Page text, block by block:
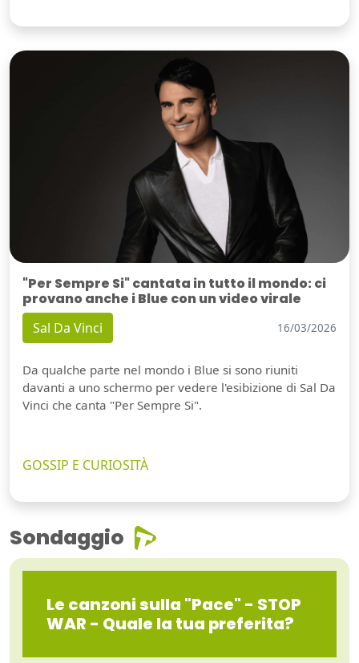
"Per Sempre Si" cantata in tutto il mondo: ci
provano anche i Blue con un video virale
Sal Da Vinci 16/03/2026
Da qualche parte nel mondo i Blue si sono riuniti
davanti a uno schermo per vedere l'esibizione di Sal Da
Vinci che canta "Per Sempre Si".
GOSSIP E CURIOSITÀ
Sondaggio
Le canzoni sulla "Pace" - STOP
WAR - Quale la tua preferita?